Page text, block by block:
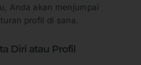
Anda akan menjumpai
profil di sana.
Diri atau Profil